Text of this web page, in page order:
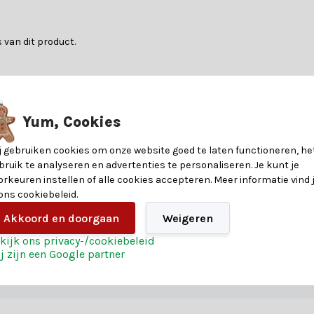
van dit product.
Laat je adviseren door een van onze
voordelen voor een magische kerst:
het zelf en bestel vandaag nog jouw kerst magie.
8721037222860
69
22
20
Yum, Cookies
gebruiken cookies om onze website goed te laten functioneren,
te analyseren en advertenties te personaliseren. Je kunt je
instellen of alle cookies accepteren. Meer informatie vind
cookiebeleid.
Akkoord en doorgaan
Weigeren
ons privacy-/cookiebeleid
zijn een Google partner